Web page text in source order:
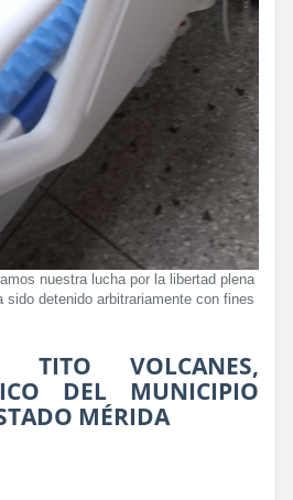
nuestra lucha por la libertad plena
sido detenido arbitrariamente con fines
TITO VOLCANES,
DEL MUNICIPIO
MÉRIDA